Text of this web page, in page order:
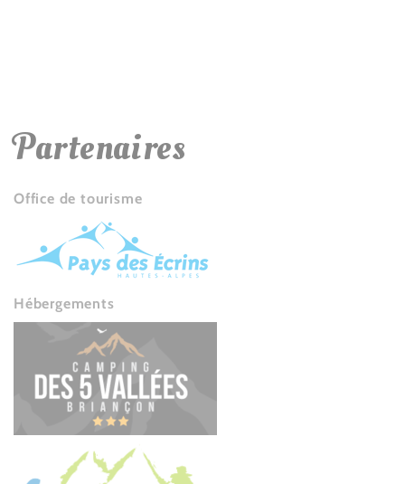
Partenaires
Office de tourisme
Hébergements